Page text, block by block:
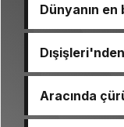
Dünyanın
Aracında
çıktı